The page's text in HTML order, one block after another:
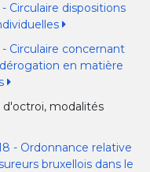
Circulaire dispositions
Circulaire concernant
en matière
d'octroi, modalités
- Ordonnance relative
bruxellois dans le